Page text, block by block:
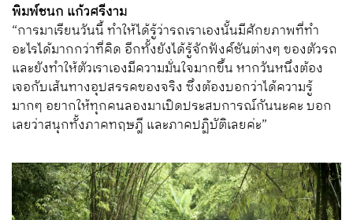
พิมพ์ชนก แก้วศรีงาม
“การมาเรียนวันนี้ ทำให้ได้รู้ว่ารถเราเองนั้นมีศักยภาพที่ทำ
อะไรได้มากกว่าที่คิด อีกทั้งยังได้รู้จักฟังค์ชันต่างๆ ของตัวรถ
และยังทำให้ตัวเราเองมีความมั่นใจมากขึ้น หากวันหนึ่งต้อง
เจอกับเส้นทางอุปสรรคของจริง ซึ่งต้องบอกว่าได้ความรู้
มากๆ อยากให้ทุกคนลองมาเปิดประสบการณ์กันนะคะ บอก
เลยว่าสนุกทั้งภาคทฤษฎี และภาคปฏิบัติเลยค่ะ”